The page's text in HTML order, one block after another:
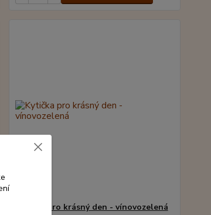
Kytička pro krásný den - vínovozelená